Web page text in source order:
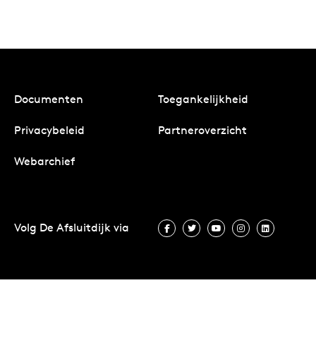
Documenten Toegankelijkheid
Privacybeleid Partneroverzicht
Webarchief
Volg De Afsluitdijk via Volg De Afsluitdijk via Facebook
Volg De Afsluitdijk via
Volg De Afsluitdijk via
Volg De